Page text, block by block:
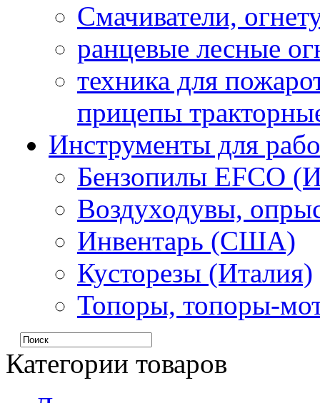
Смачиватели,
ранцевые лесные
техника для
прицепы
Инструменты для
Бензопилы EFCO
Воздуходувы,
Инвентарь (США)
Кусторезы (Италия)
Топоры, топоры-
Категории товаров